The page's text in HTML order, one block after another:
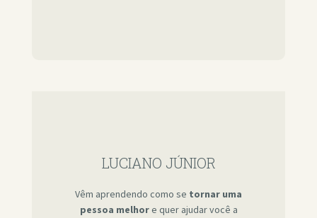
LUCIANO JÚNIOR
Vêm aprendendo como se tornar uma
pessoa melhore quer ajudar você a